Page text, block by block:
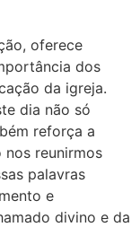
oferece
dos
da igreja.
dia não só
reforça a
nos reunirmos
palavras
e
divino e da